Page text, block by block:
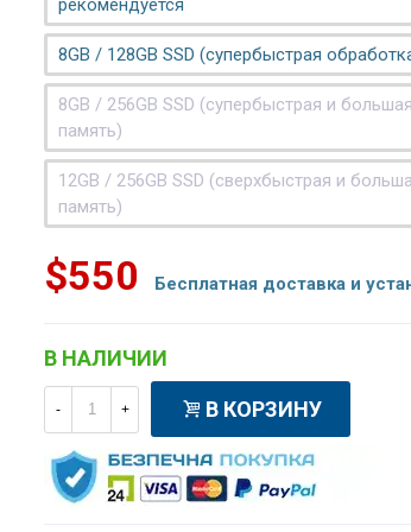
рекомендуется
8GB / 128GB SSD (супербыстрая
8GB / 256GB SSD (супербыстрая и большая
память)
12GB / 256GB SSD (сверхбыстрая и
память)
$550 Бесплатная доставка и
В НАЛИЧИИ
- + В КОРЗИНУ